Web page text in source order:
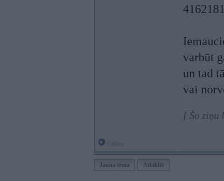
varbūt
un tad
vai
[ Šo ziņu
Jauna tēma Atbildēt